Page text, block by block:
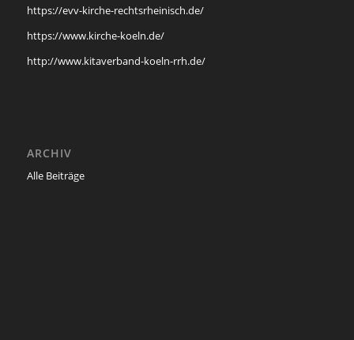
https://evv-kirche-rechtsrheinisch.de/
https://www.kirche-koeln.de/
http://www.kitaverband-koeln-rrh.de/
ARCHIV
Alle Beiträge